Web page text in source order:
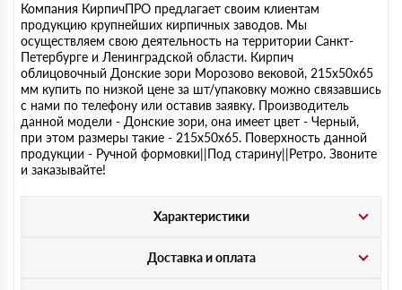
Компания КирпичПРО предлагает своим клиентам
продукцию крупнейших кирпичных заводов. Мы
осуществляем свою деятельность на территории Санкт-
Петербурге и Ленинградской области. Кирпич
облицовочный Донские зори Морозово вековой, 215х50х65
мм купить по низкой цене за шт/упаковку можно связавшись
с нами по телефону или оставив заявку. Производитель
данной модели - Донские зори, она имеет цвет - Черный,
при этом размеры такие - 215х50х65. Поверхность данной
продукции - Ручной формовки||Под старину||Ретро. Звоните
и заказывайте!
Характеристики
Доставка и оплата